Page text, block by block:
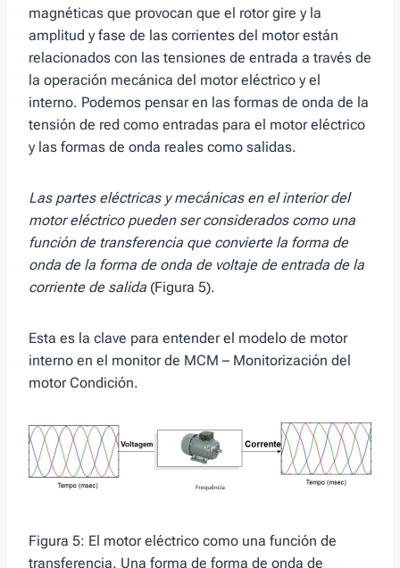
magnéticas que provocan que el rotor gire y la
amplitud y fase de las corrientes del motor están
relacionados con las tensiones de entrada a través de
la operación mecánica del motor eléctrico y el
interno. Podemos pensar en las formas de onda de la
tensión de red como entradas para el motor eléctrico
y las formas de onda reales como salidas.
Las partes eléctricas y mecánicas en el interior del
motor eléctrico pueden ser considerados como una
función de transferencia que convierte la forma de
onda de la forma de onda de voltaje de entrada de la
corriente de salida (Figura 5).
Esta es la clave para entender el modelo de motor
interno en el monitor de MCM – Monitorización del
motor Condición.
Figura 5: El motor eléctrico como una función de
transferencia. Una forma de forma de onda de